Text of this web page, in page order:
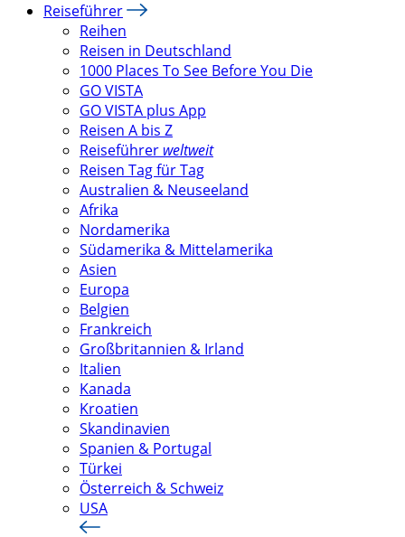
Reiseführer
Reihen
Reisen in Deutschland
1000 Places To See Before You Die
GO VISTA
GO VISTA plus App
Reisen A bis Z
Reiseführer weltweit
Reisen Tag für Tag
Australien & Neuseeland
Afrika
Nordamerika
Südamerika & Mittelamerika
Asien
Europa
Belgien
Frankreich
Großbritannien & Irland
Italien
Kanada
Kroatien
Skandinavien
Spanien & Portugal
Türkei
Österreich & Schweiz
USA